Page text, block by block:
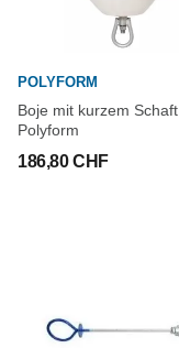
POLYFORM
Boje mit kurzem Schaft
Polyform
186,80 CHF